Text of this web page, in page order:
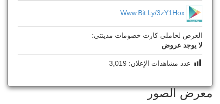
Www.bit.ly/3zY1Hox
العرض لحاملي كارت خصومات مدينتي:
لا يوجد عروض
عدد مشاهدات الإعلان: 3,019
معرض الصور